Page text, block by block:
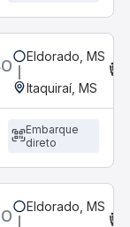
Eldorado, MS
Itaquiraí, MS
Embarque
direto
Eldorado, MS